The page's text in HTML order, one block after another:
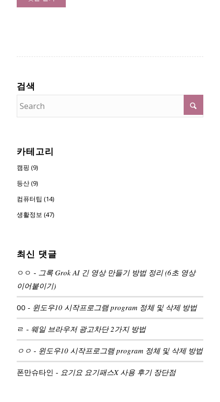
검색
카테고리
캠핑 (9)
등산 (9)
컴퓨터팁 (14)
생활정보 (47)
최신 댓글
ㅇㅇ - 그록 Grok AI 긴 영상 만들기 방법 정리 (6초 영상
이어붙이기)
00 - 윈도우10 시작프로그램 program 정체 및 삭제 방법
ㄹ - 웨일 브라우저 광고차단 2가지 방법
ㅇㅇ - 윈도우10 시작프로그램 program 정체 및 삭제 방법
폰만슈타인 - 요기요 요기패스X 사용 후기 장단점